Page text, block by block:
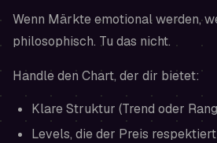
Wenn Märkte emotional werden,
philosophisch. Tu das nicht.
Handle den Chart, der dir bietet:
Klare Struktur (Trend oder
Levels, die der Preis respektiert